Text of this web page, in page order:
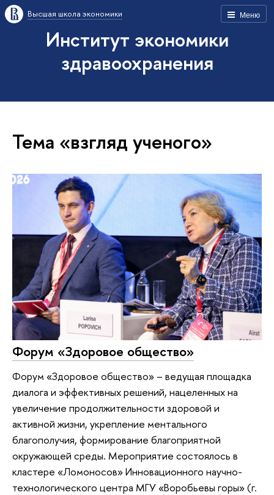
Меню
Высшая школа экономики
Институт экономики
здравоохранения
Тема «взгляд ученого»
Форум «Здоровое общество»
Форум «Здоровое общество» – ведущая площадка
диалога и эффективных решений, нацеленных на
увеличение продолжительности здоровой и
активной жизни, укрепление ментального
благополучия, формирование благоприятной
окружающей среды. Мероприятие состоялось в
кластере «Ломоносов» Инновационного научно-
технологического центра МГУ «Воробьевы горы» (г.